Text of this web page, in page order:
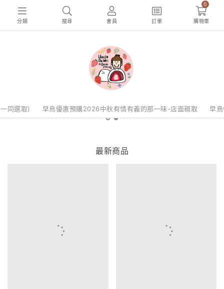
分類 搜尋 會員 訂單
0
購物車
同選取) 早鳥優惠預購2026中秋有情有義的那一味-店面親取 早
最新商品